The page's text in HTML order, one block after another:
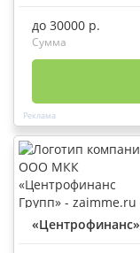
до 30000 р.
Сумма
«Центрофинанс»